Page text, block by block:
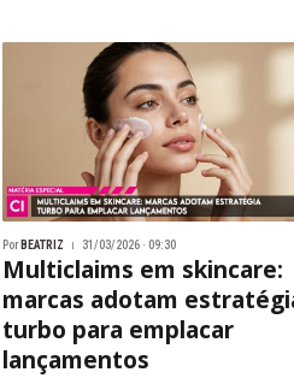
Por BEATRIZ 31/03/2026 · 09:30
Multiclaims em skincare:
marcas adotam
turbo para emplacar
lançamentos